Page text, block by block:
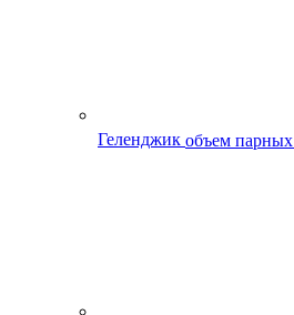
Геленджик объем